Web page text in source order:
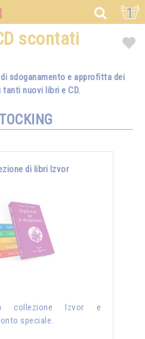
1
scontati
sdoganamento e approfitta dei
nuovi libri e CD.
di libri Izvor
collezione Izvor e
speciale.